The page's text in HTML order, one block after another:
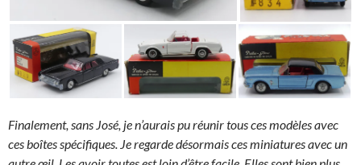
Finalement, sans José, je n’aurais pu réunir tous ces modèles avec
ces boîtes spécifiques. Je regarde désormais ces miniatures avec un